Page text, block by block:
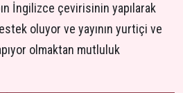
İngilizce çevirisinin yapılarak
oluyor ve yayının yurtiçi ve
olmaktan mutluluk